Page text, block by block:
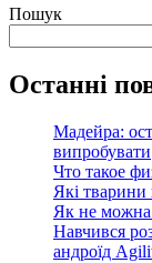
Пошук
Останні
Мадейра:
випробувати
Что такое
Які тварини
Як не можна
Навчився
андроїд